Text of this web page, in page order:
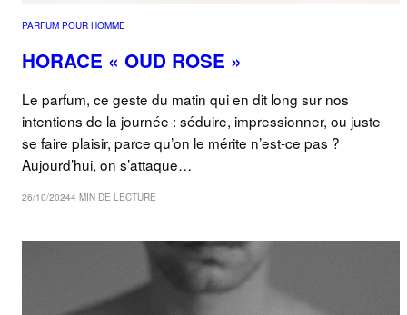
PARFUM POUR HOMME
HORACE « OUD ROSE »
Le parfum, ce geste du matin qui en dit long sur nos
intentions de la journée : séduire, impressionner, ou juste
se faire plaisir, parce qu’on le mérite n’est-ce pas ?
Aujourd’hui, on s’attaque…
26/10/20244 MIN DE LECTURE